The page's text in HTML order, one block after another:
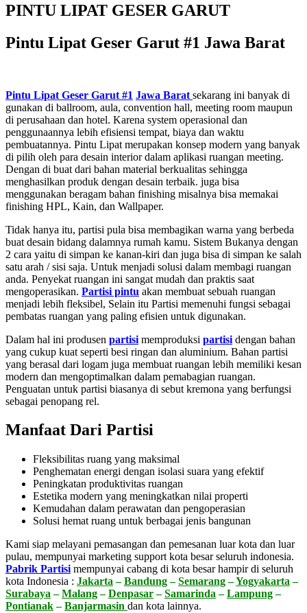
PINTU LIPAT GESER GARUT
Pintu Lipat Geser Garut #1 Jawa Barat
Pintu Lipat Geser Garut #1 Jawa Barat sekarang ini banyak di
gunakan di ballroom, aula, convention hall, meeting room maupun
di perusahaan dan hotel. Karena system operasional dan
penggunaannya lebih efisiensi tempat, biaya dan waktu
pembuatannya. Pintu Lipat merupakan konsep modern yang banyak
di pilih oleh para desain interior dalam aplikasi ruangan meeting.
Dengan di buat dari bahan material berkualitas sehingga
menghasilkan produk dengan desain terbaik. juga bisa
menggunakan beragam bahan finishing misalnya bisa memakai
finishing HPL, Kain, dan Wallpaper.
Tidak hanya itu, partisi pula bisa membagikan warna yang berbeda
buat desain bidang dalamnya rumah kamu. Sistem Bukanya dengan
2 cara yaitu di simpan ke kanan-kiri dan juga bisa di simpan ke salah
satu arah / sisi saja. Untuk menjadi solusi dalam membagi ruangan
anda. Penyekat ruangan ini sangat mudah dan praktis saat
mengoperasikan. Partisi pintu akan membuat sebuah ruangan
menjadi lebih fleksibel, Selain itu Partisi memenuhi fungsi sebagai
pembatas ruangan yang paling efisien untuk digunakan.
Dalam hal ini produsen partisi memproduksi partisi dengan bahan
yang cukup kuat seperti besi ringan dan aluminium. Bahan partisi
yang berasal dari logam juga membuat ruangan lebih memiliki kesan
modern dan mengoptimalkan dalam pemabagian ruangan.
Penguatan untuk partisi biasanya di sebut kremona yang berfungsi
sebagai penopang rel.
Manfaat Dari Partisi
Fleksibilitas ruang yang maksimal
Penghematan energi dengan isolasi suara yang efektif
Peningkatan produktivitas ruangan
Estetika modern yang meningkatkan nilai properti
Kemudahan dalam perawatan dan pengoperasian
Solusi hemat ruang untuk berbagai jenis bangunan
Kami siap melayani pemasangan dan pemesanan luar kota dan luar
pulau, mempunyai marketing support kota besar seluruh indonesia.
Pabrik Partisi mempunyai cabang di kota besar hampir di seluruh
kota Indonesia : Jakarta –Bandung–Semarang–Yogyakarta –
Surabaya –Malang–Denpasar–Samarinda –Lampung–
Pontianak–Banjarmasin dan kota lainnya.